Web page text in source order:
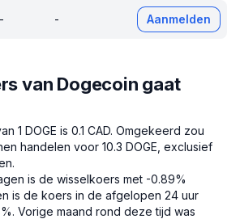
- - Aanmelden
van Dogecoin gaat
1 DOGE is 0.1 CAD. Omgekeerd zou
handelen voor 10.3 DOGE, exclusief
is de wisselkoers met -0.89%
is de koers in de afgelopen 24 uur
Vorige maand rond deze tijd was